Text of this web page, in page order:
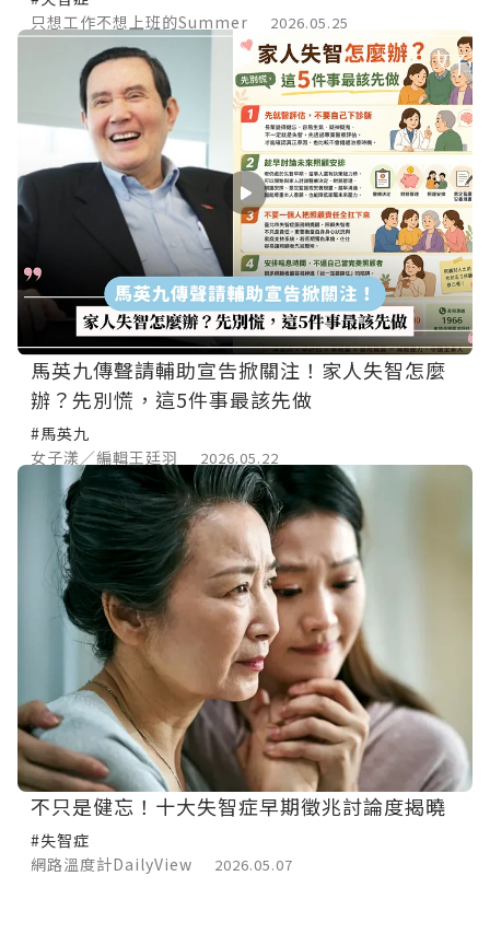
只想工作不想上班的Summer
2026.05.25
馬英九傳聲請輔助宣告掀關注！家人失智怎麼
辦？先別慌，這5件事最該先做
#馬英九
女子漾／編輯王廷羽
2026.05.22
不只是健忘！十大失智症早期徵兆討論度揭曉
#失智症
網路溫度計DailyView
2026.05.07